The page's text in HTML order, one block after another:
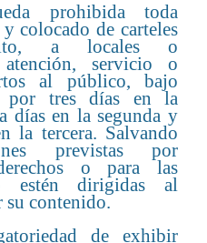
prohibida toda
colocado de carteles
a locales o
atención, servicio o
al público, bajo
por tres días en la
días en la segunda y
la tercera. Salvando
previstas por
o para las
estén dirigidas al
su contenido.
de exhibir